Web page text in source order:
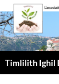
Aller
au
contenu
Timlilith Ighil